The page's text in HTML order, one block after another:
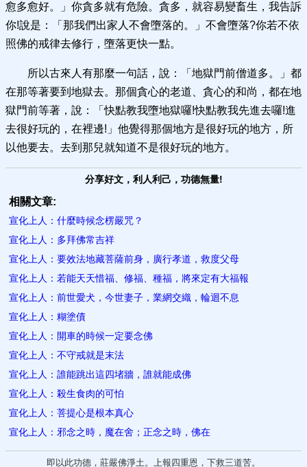
愈多愈好。」你貪多就有危險。貪多，就容易變畜生，我告訴
你!說是：「那我們出家人不會墮落的。」不會墮落?你若不依
照佛的戒律去修行，墮落更快一點。
所以古來人有那麼一句話，說：「地獄門前僧道多。」都
在那等著要到地獄去。那個貪心的老道、貪心的和尚，都在地
獄門前等著，說：「快點教我墮地獄囉!快點教我先進去囉!進
去很好玩的，在裡邊!」他覺得那個地方是很好玩的地方，所
以他要去。去到那兒就知道不是很好玩的地方。
分享好文，利人利己，功德無量!
相關文章:
宣化上人：什麼時候念楞嚴咒？
宣化上人：多拜佛常吉祥
宣化上人：要效法地藏菩薩前身，廣行孝道，救度父母
宣化上人：若能天天惜福、修福、種福，將來定有大福報
宣化上人：前世愛犬，今世妻子，業網交織，輪迴不息
宣化上人：糊塗債
宣化上人：開車的時候一定要念佛
宣化上人：不守戒就是末法
宣化上人：誰能跳出這四堵牆，誰就能成佛
宣化上人：殺生食肉的可怕
宣化上人：菩提心是根本真心
宣化上人：邪念之時，魔在舍；正念之時，佛​在
即以此功德，莊嚴佛淨土。上報四重恩，下救三道苦。